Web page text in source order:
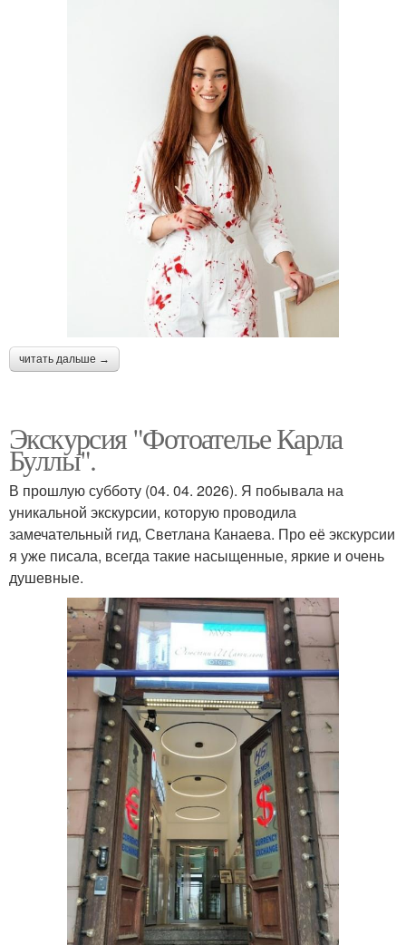
читать дальше →
Экскурсия "Фотоателье Карла
Буллы".
В прошлую субботу (04. 04. 2026). Я побывала на
уникальной экскурсии, которую проводила
замечательный гид, Светлана Канаева. Про её экскурсии
я уже писала, всегда такие насыщенные, яркие и очень
душевные.